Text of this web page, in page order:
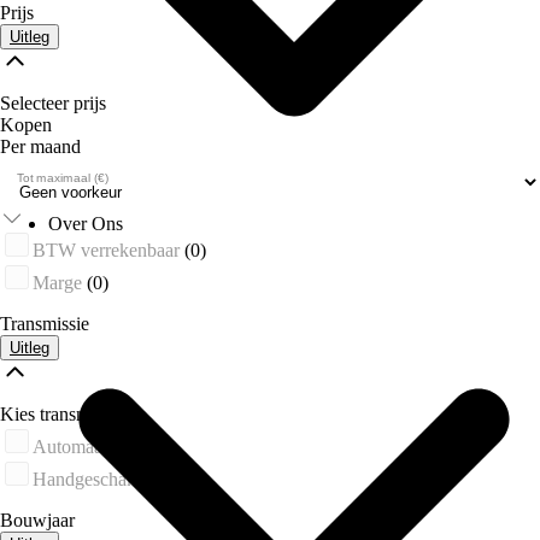
Over Ons
Prijs
Uitleg
Selecteer prijs
Kopen
Per maand
Tot maximaal (€)
BTW verrekenbaar (0)
Marge (0)
Transmissie
Uitleg
Kies transmissie
Automaat
Handgeschakeld
Bouwjaar